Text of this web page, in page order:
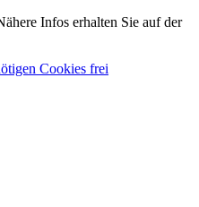
Infos erhalten Sie auf der
Cookies frei